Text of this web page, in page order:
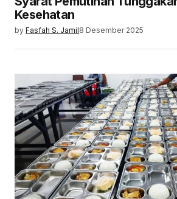
Kesehatan
by Fasfah S. Jamil8 Desember 2025